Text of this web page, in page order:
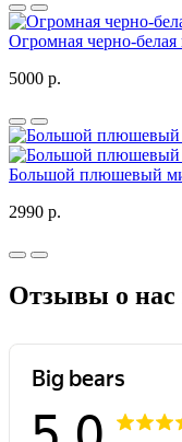
Огромная черно-
5000 р.
Большой плюшевый
2990 р.
Отзывы о нас